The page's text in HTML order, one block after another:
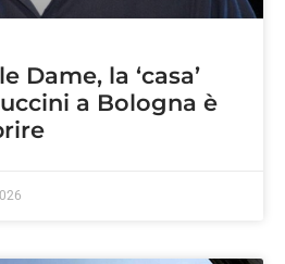
Dame, la ‘casa’
a Bologna è